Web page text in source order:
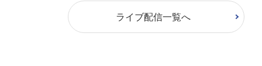
ライブ配信一覧へ